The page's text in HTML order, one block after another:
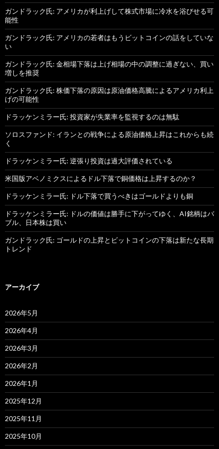
ガンドラック氏: アメリカが利上げして株式市場に冷水を浴びせる可
能性
ガンドラック氏: アメリカの若者はもうビットコインの話をしていな
い
ガンドラック氏: 金相場下落は上げ相場の中の調整に過ぎない、買い
増しを推奨
ガンドラック氏: 株価下落の原因は原油価格高騰によるアメリカ利上
げの可能性
ドラッケンミラー氏: 投資家が失業率を監視するのは無駄
ソロスファンド: イランとの戦争による原油価格上昇はこれからも続
く
ドラッケンミラー氏: 逆張り投資は過大評価されている
米国版アベノミクスによるドル下落で銅価格は上昇するのか？
ドラッケンミラー氏: ドル下落で買うべきはゴールドよりも銅
ドラッケンミラー氏: ドルの価値は勝手に下がってゆく、AI銘柄はバ
ブル、日本株は買い
ガンドラック氏: ゴールドの上昇とビットコインの下落は新たな長期
トレンド
アーカイブ
2026年5月
2026年4月
2026年3月
2026年2月
2026年1月
2025年12月
2025年11月
2025年10月